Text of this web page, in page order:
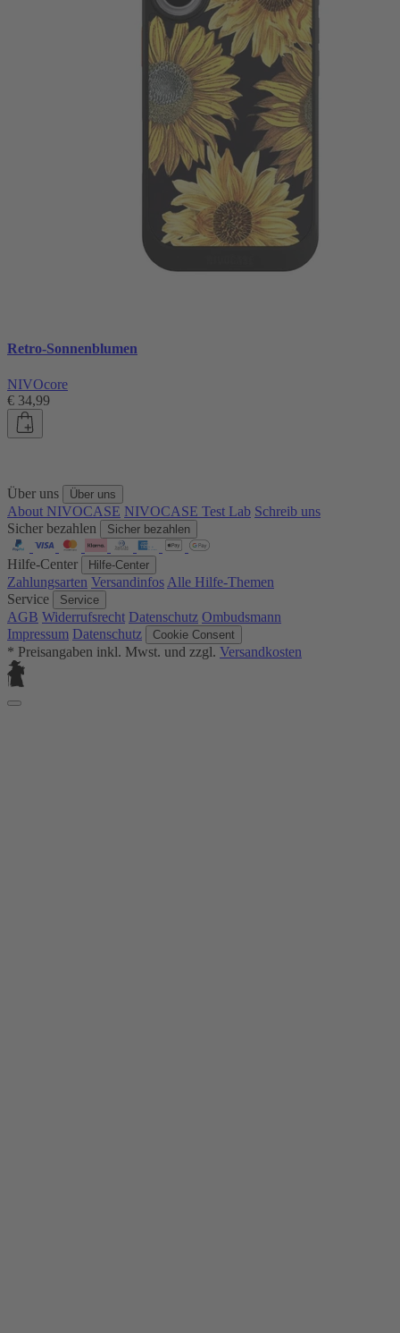
Retro-Sonnenblumen
NIVOcore
€ 34,99
Über uns Über uns
About NIVOCASE NIVOCASE Test Lab Schreib uns
Sicher bezahlen
Sicher bezahlen
Hilfe-Center Hilfe-Center
Zahlungsarten Versandinfos Alle Hilfe-Themen
Service
Service
AGB Widerrufsrecht Datenschutz Ombudsmann
Impressum Datenschutz Cookie Consent
* Preisangaben inkl. Mwst. und zzgl. Versandkosten